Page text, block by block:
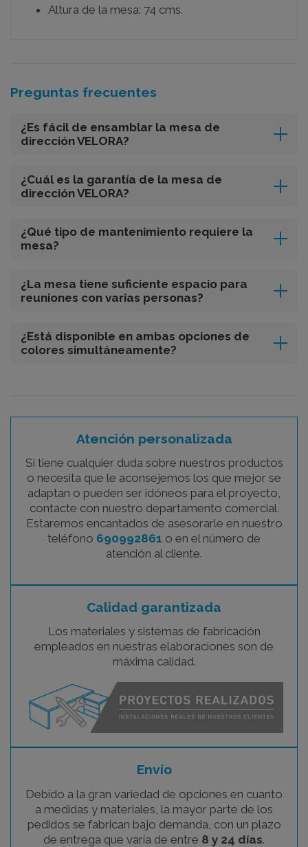
Altura de la mesa: 74 cms.
Preguntas frecuentes
¿Es fácil de ensamblar la mesa de
dirección VELORA?
¿Cuál es la garantía de la mesa de
dirección VELORA?
¿Qué tipo de mantenimiento requiere la
mesa?
¿La mesa tiene suficiente espacio para
reuniones con varias personas?
¿Está disponible en ambas opciones de
colores simultáneamente?
Atención personalizada
Si tiene cualquier duda sobre nuestros productos
o necesita que le aconsejemos los que mejor se
adaptan o pueden ser idóneos para el proyecto,
contacte con nuestro departamento comercial.
Estaremos encantados de asesorarle en nuestro
teléfono 690992861 o en el número de
atención al cliente.
Calidad garantizada
Los materiales y sistemas de fabricación
empleados en nuestras elaboraciones son de
máxima calidad.
Envío
Debido a la gran variedad de opciones en cuanto
a medidas y materiales, la mayor parte de los
pedidos se fabrican bajo demanda, con un plazo
de entrega que varía de entre 8 y 24 días.